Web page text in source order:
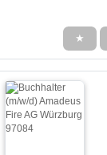
★